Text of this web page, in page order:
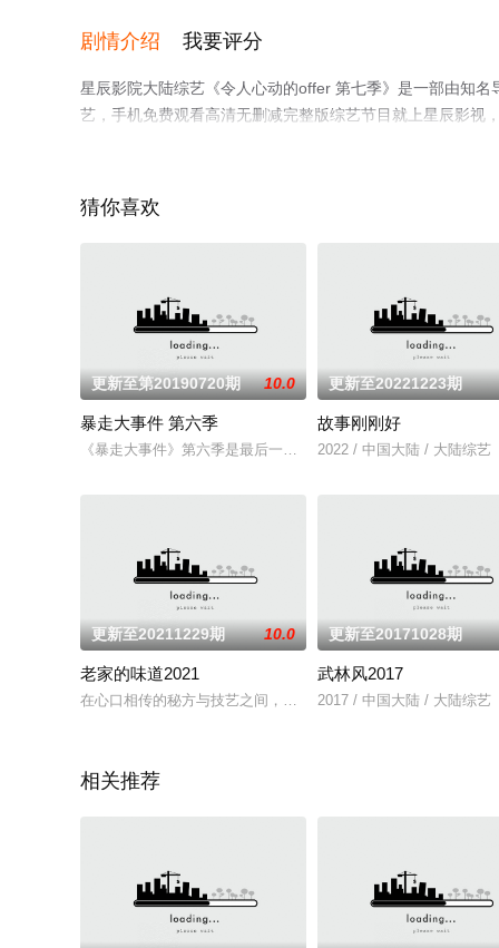
剧情介绍 我要评分
星辰影院大陆综艺《令人心动的offer 第七季》是一部由知
艺，手机免费观看高清无删减完整版综艺节目就上星辰影视
猜你喜欢
更新至第20190720期 10.0
暴走大事件 第六季
《暴走大事件》第六季是最后一季，由暴走视频荣誉出品，一
更新至20221223期
故事刚刚好
2022 / 中国大陆 / 大陆综艺
更新至20211229期 10.0
老家的味道2021
在心口相传的秘方与技艺之间，《老家的味道》实现了一场以美
更新至20171028期
武林风2017
2017 / 中国大陆 / 大陆综艺
相关推荐